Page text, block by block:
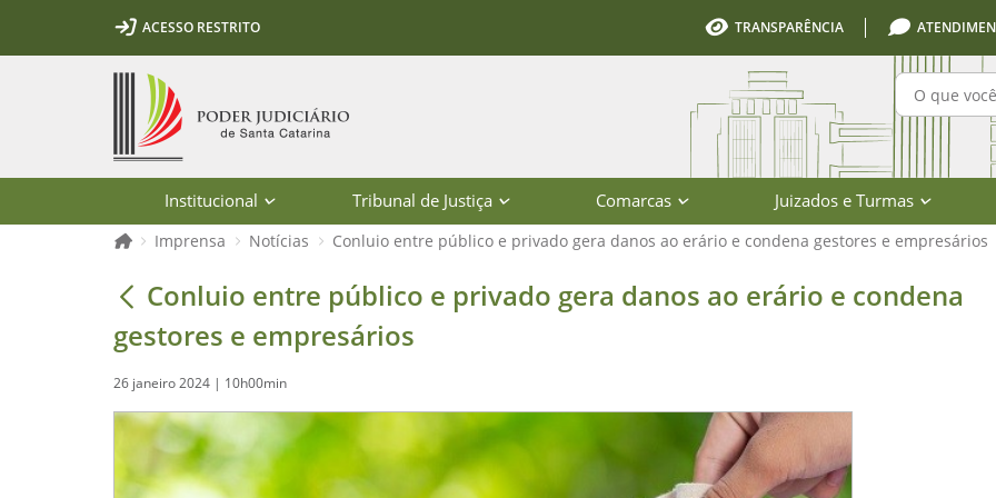
Ir para o conteúdo
Ir para a ferramenta de acessibilidade - Rybená
Ir para o menu principal
Ir para a pesquisa
Ir para o rodapé
Ir para a página inicialACESSO RESTRITO TRANSPARÊNCIA
Institucional Tribunal de Justiça Comarcas Juizados e Turmas
Página inicial
Imprensa Notícias Conluio entre público e privado gera danos ao erário e condena gestores e empresários
Conluio entre público e privado gera danos ao erário e condena
Conluio entre público e privado gera danos ao erário e condena
gestores e empresários
26 janeiro 2024 | 10h00min